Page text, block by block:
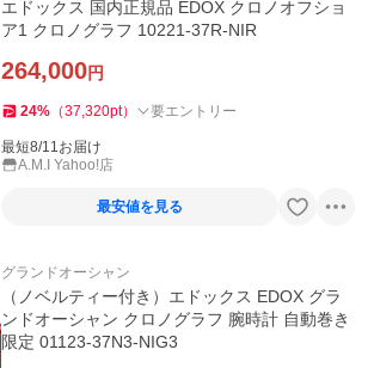
エドックス 国内正規品 EDOX クロノオフショ
ア1 クロノグラフ 10221-37R-NIR
264,000円
24% （37,320pt） 要エントリー
最短8/11お届け
A.M.I Yahoo!店
最安値を見る
グランドオーシャン
（ノベルティー付き）エドックス EDOX グラ
ンドオーシャン クロノグラフ 腕時計 自動巻き
限定 01123-37N3-NIG3